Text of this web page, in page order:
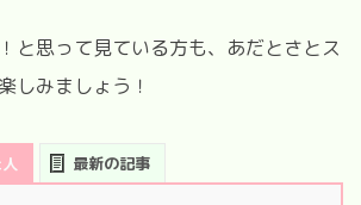
と思って見ている方も、あだとさとス
しみましょう！
最新の記事